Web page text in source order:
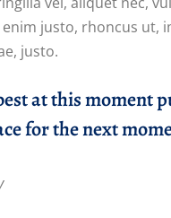
enim justo, rhoncus ut,
justo.
at this moment
for the next